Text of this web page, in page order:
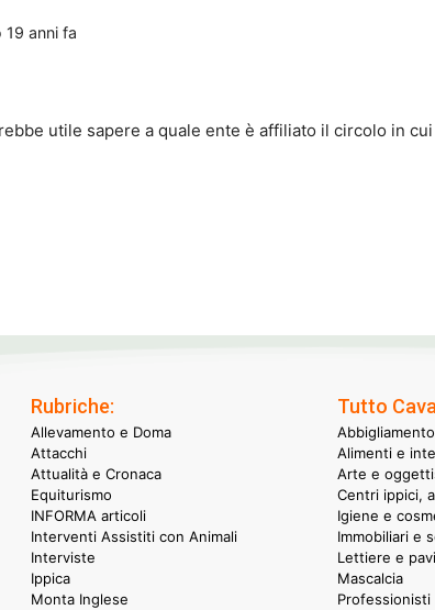
19 anni fa
utile sapere a quale ente è affiliato il circolo in
Rubriche:
Allevamento e Doma
Attacchi
Attualità e Cronaca
Equiturismo
INFORMA articoli
Interventi Assistiti con Animali
Interviste
Ippica
Monta Inglese
Tutto
Abbigliamento
Alimenti e
Arte e
Centri ippici,
Igiene e
Immobiliari e
Lettiere e
Mascalcia
Professionisti